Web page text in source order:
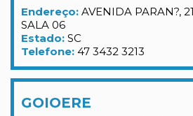
Endereço: AVENIDA PARAN?,
SALA 06
Estado: SC
Telefone: 47 3432 3213
GOIOERE